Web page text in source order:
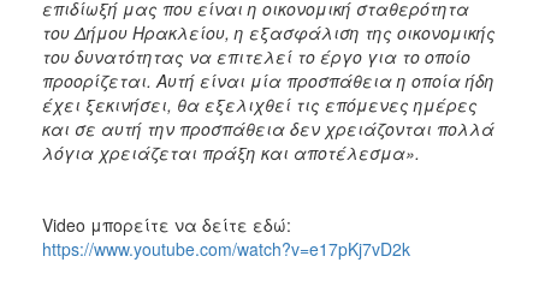
επιδίωξή μας που είναι η οικονομική σταθερότητα
του Δήμου Ηρακλείου, η εξασφάλιση της οικονομικής
του δυνατότητας να επιτελεί το έργο για το οποίο
προορίζεται. Αυτή είναι μία προσπάθεια η οποία ήδη
έχει ξεκινήσει, θα εξελιχθεί τις επόμενες ημέρες
και σε αυτή την προσπάθεια δεν χρειάζονται πολλά
λόγια χρειάζεται πράξη και αποτέλεσμα».
Video μπορείτε να δείτε εδώ:
https://www.youtube.com/watch?v=e17pKj7vD2k